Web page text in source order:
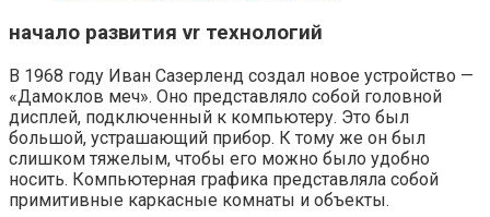
начало развития vr технологий
В 1968 году Иван Сазерленд создал новое устройство —
«Дамоклов меч». Оно представляло собой головной
дисплей, подключенный к компьютеру. Это был
большой, устрашающий прибор. К тому же он был
слишком тяжелым, чтобы его можно было удобно
носить. Компьютерная графика представляла собой
примитивные каркасные комнаты и объекты.